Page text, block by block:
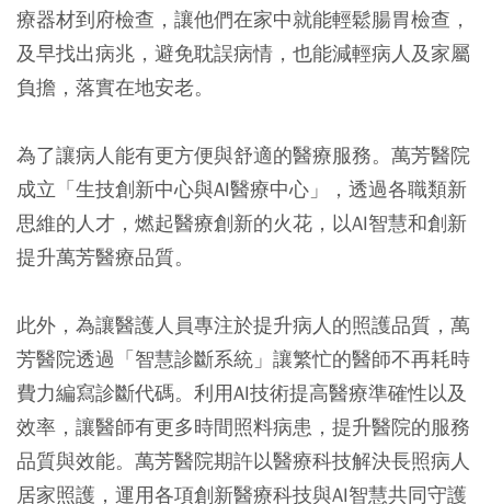
療器材到府檢查，讓他們在家中就能輕鬆腸胃檢查，
及早找出病兆，避免耽誤病情，也能減輕病人及家屬
負擔，落實在地安老。
為了讓病人能有更方便與舒適的醫療服務。萬芳醫院
成立「生技創新中心與AI醫療中心」，透過各職類新
思維的人才，燃起醫療創新的火花，以AI智慧和創新
提升萬芳醫療品質。
此外，為讓醫護人員專注於提升病人的照護品質，萬
芳醫院透過「智慧診斷系統」讓繁忙的醫師不再耗時
費力編寫診斷代碼。利用AI技術提高醫療準確性以及
效率，讓醫師有更多時間照料病患，提升醫院的服務
品質與效能。萬芳醫院期許以醫療科技解決長照病人
居家照護，運用各項創新醫療科技與AI智慧共同守護